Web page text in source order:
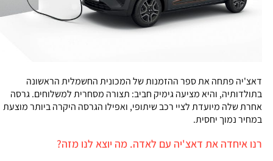
דאצ'יה פתחה את ספר ההזמנות של המכונית החשמלית הראשונה
בתולדותיה, והיא מציעה גימיק חביב: תצורה מסחרית למשלוחים. גרסה
אחרת שלה מיועדת לציי רכב שיתופי, ואפילו הגרסה היקרה ביותר מוצעת
במחיר נמוך יחסית.
רנו איחדה את דאצ'יה עם לאדה. מה יוצא לנו מזה?